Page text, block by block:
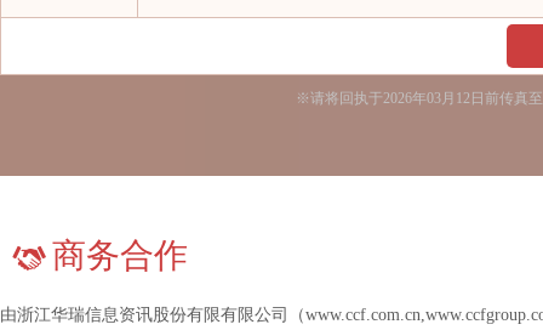
南昌铁路局集团有限公司
宁波日出石化有限公司
农夫山泉股份有限公司
※请将回执于2026年03月12日前传真
商务合作
由浙江华瑞信息资讯股份有限有限公司（